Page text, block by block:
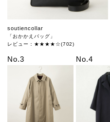
soutiencollar
「おかかえバッグ」
レビュー：★★★★☆(702)
No.3 No.4